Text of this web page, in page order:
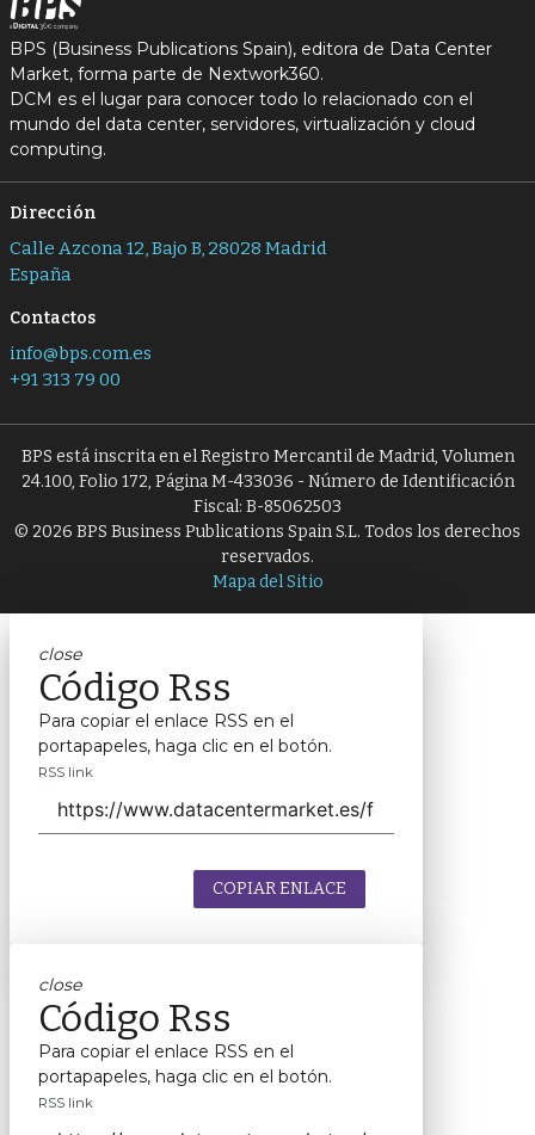
BPS (Business Publications Spain), editora de Data Center
Market, forma parte de Nextwork360.
DCM es el lugar para conocer todo lo relacionado con el
mundo del data center, servidores, virtualización y cloud
computing.
Dirección
Calle Azcona 12, Bajo B, 28028 Madrid
España
Contactos
info@bps.com.es
+91 313 79 00
BPS está inscrita en el Registro Mercantil de Madrid, Volumen
24.100, Folio 172, Página M-433036 - Número de Identificación
Fiscal: B-85062503
© 2026 BPS Business Publications Spain S.L. Todos los derechos
reservados.
Mapa del Sitio
close
Código Rss
Para copiar el enlace RSS en el
portapapeles, haga clic en el botón.
RSS link
COPIAR ENLACE
close
Código Rss
Para copiar el enlace RSS en el
portapapeles, haga clic en el botón.
RSS link